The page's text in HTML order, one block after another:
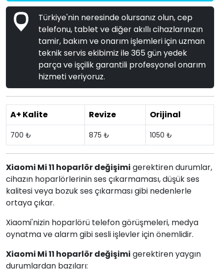
Türkiye'nin neresinde olursanız olun, cep
telefonu, tablet ve diğer akıllı cihazlarınızın
tamir, bakım ve onarım işlemleri için uzman
teknik servis ekibimiz ile 365 gün yedek
parça ve işçilik garantili profesyonel onarım
hizmeti veriyoruz.
A+ Kalite Revize Orijinal
700 ₺ 875 ₺ 1050 ₺
Xiaomi Mi 11 hoparlör değişimi gerektiren durumlar,
cihazın hoparlörlerinin ses çıkarmaması, düşük ses
kalitesi veya bozuk ses çıkarması gibi nedenlerle
ortaya çıkar.
Xiaomi'nizin hoparlörü telefon görüşmeleri, medya
oynatma ve alarm gibi sesli işlevler için önemlidir.
Xiaomi Mi 11 hoparlör değişimi gerektiren yaygın
durumlardan bazıları: